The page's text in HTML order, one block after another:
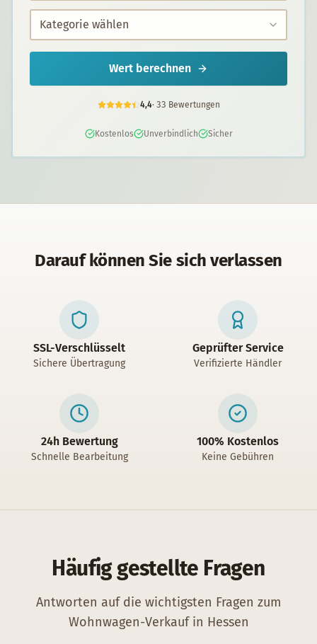
Wert berechnen
4,4· 33 Bewertungen
Kostenlos Unverbindlich Sicher
Darauf können Sie sich verlassen
SSL-Verschlüsselt
Sichere Übertragung
Geprüfter Service
Verifizierte Händler
24h Bewertung
Schnelle Bearbeitung
100% Kostenlos
Keine Gebühren
Häufig gestellte Fragen
Antworten auf die wichtigsten Fragen zum
Wohnwagen-Verkauf in Hessen